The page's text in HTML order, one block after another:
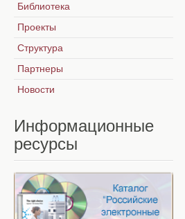
Библиотека
Проекты
Структура
Партнеры
Новости
Информационные
ресурсы